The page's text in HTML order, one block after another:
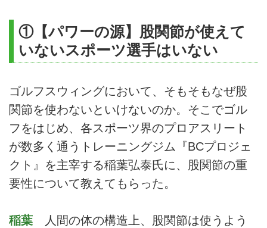
①【パワーの源】股関節が使えて
いないスポーツ選手はいない
ゴルフスウィングにおいて、そもそもなぜ股
関節を使わないといけないのか。そこでゴル
フをはじめ、各スポーツ界のプロアスリート
が数多く通うトレーニングジム『BCプロジェ
クト』を主宰する稲葉弘泰氏に、股関節の重
要性について教えてもらった。
稲葉 人間の体の構造上、股関節は使うよう